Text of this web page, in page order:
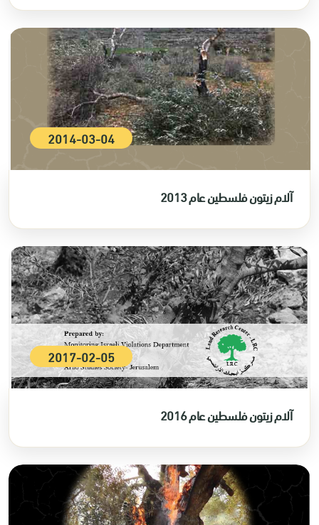
2014-03-04
آلام زيتون فلسطين عام 2013
2017-02-05
آلام زيتون فلسطين عام 2016